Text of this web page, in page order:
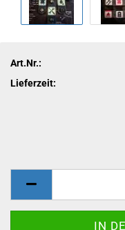
Art.Nr.:
Lieferzeit: